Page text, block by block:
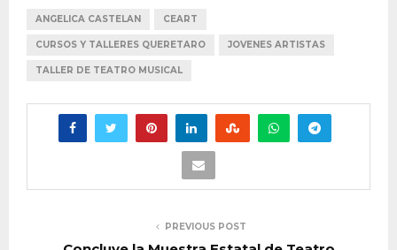
ANGELICA CASTELAN CEART
CURSOS Y TALLERES QUERETARO JOVENES ARTISTAS
TALLER DE TEATRO MUSICAL
PREVIOUS POST